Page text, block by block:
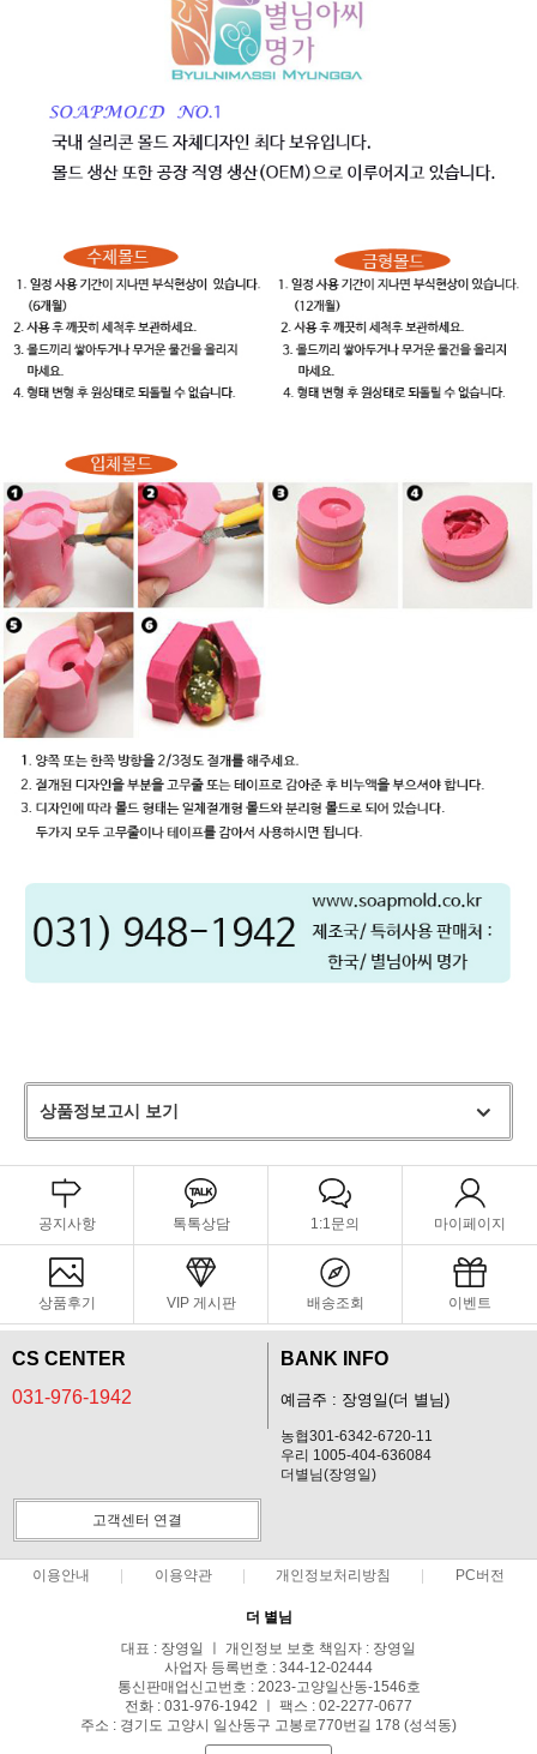
상품정보고시 보기
공지사항 톡톡상담 1:1문의 마이페이지
상품후기 VIP 게시판 배송조회 이벤트
CS CENTER
031-976-1942
BANK INFO
예금주 : 장영일(더 별님)
농협301-6342-6720-11
우리 1005-404-636084
더별님(장영일)
고객센터 연결
이용안내 이용약관 개인정보처리방침 PC버전
더 별님
대표 : 장영일 ㅣ 개인정보 보호 책임자 : 장영일
사업자 등록번호 : 344-12-02444
통신판매업신고번호 : 2023-고양일산동-1546호
전화 : 031-976-1942 ㅣ 팩스 : 02-2277-0677
주소 : 경기도 고양시 일산동구 고봉로770번길 178 (성석동)